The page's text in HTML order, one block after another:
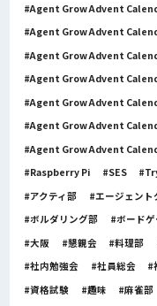
Agent Grow Advent
Agent Grow Advent
Agent Grow Advent
Agent Grow Advent
Agent Grow Advent
Agent Grow Advent
Agent Grow Advent
Raspberry Pi
SES
アクティ部
エージェント
ボルダリング部
ボードゲ
大阪
懇親会 料理部
社内勉強会
社員総会
資格試験
趣味 麻雀部